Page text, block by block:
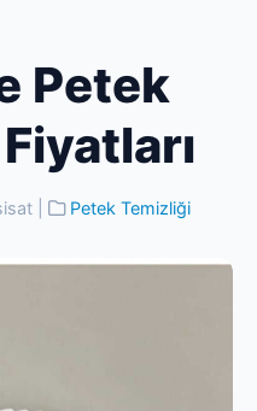
Petek
| Petek Temizliği